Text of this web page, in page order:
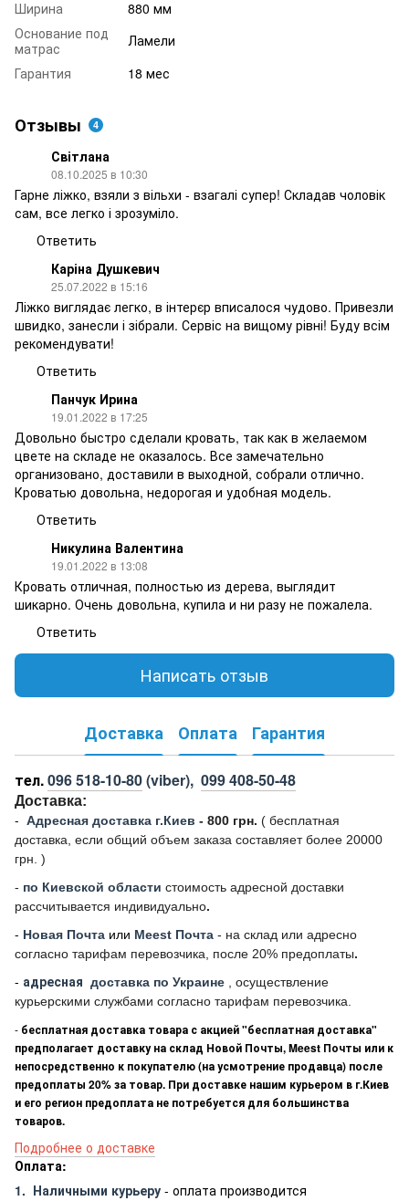
Ширина
880 мм
Основание под
матрас
Ламели
Гарантия
18 мес
Отзывы 4
Світлана
08.10.2025 в 10:30
Гарне ліжко, взяли з вільхи - взагалі супер! Складав чоловік
сам, все легко і зрозуміло.
Ответить
Каріна Душкевич
25.07.2022 в 15:16
Ліжко виглядає легко, в інтерєр вписалося чудово. Привезли
швидко, занесли і зібрали. Сервіс на вищому рівні! Буду всім
рекомендувати!
Ответить
Панчук Ирина
19.01.2022 в 17:25
Довольно быстро сделали кровать, так как в желаемом
цвете на складе не оказалось. Все замечательно
организовано, доставили в выходной, собрали отлично.
Кроватью довольна, недорогая и удобная модель.
Ответить
Никулина Валентина
19.01.2022 в 13:08
Кровать отличная, полностью из дерева, выглядит
шикарно. Очень довольна, купила и ни разу не пожалела.
Ответить
Написать отзыв
Доставка Оплата Гарантия
тел.096 518-10-80(viber), 099 408-50-48
Доставка:
- Адресная доставка г.Киев - 800 грн. ( бесплатная
доставка, если общий объем заказа составляет более 20000
грн. )
- по Киевской области стоимость адресной доставки
рассчитывается индивидуально.
- Новая Почта или Meest Почта - на склад или адресно
согласно тарифам перевозчика, после 20% предоплаты.
- адресная доставка по Украине
, осуществление
курьерскими службами согласно тарифам перевозчика.
- бесплатная доставка товара с акцией "бесплатная доставка"
предполагает доставку на склад Новой Почты, Meest Почты или к
непосредственно к покупателю (на усмотрение продавца) после
предоплаты 20% за товар. При доставке нашим курьером в г.Киев
и его регион предоплата не потребуется для большинства
товаров.
Подробнее о доставке
Оплата:
1. Наличными курьеру - оплата производится